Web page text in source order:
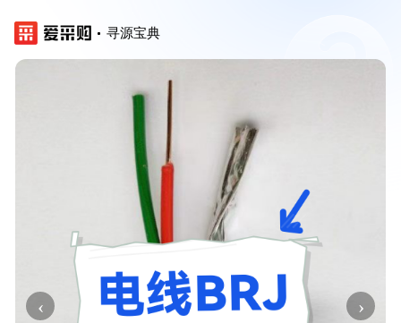
寻源宝典
‹ ›